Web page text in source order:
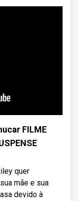
FILME
quer
mãe e sua
devido à